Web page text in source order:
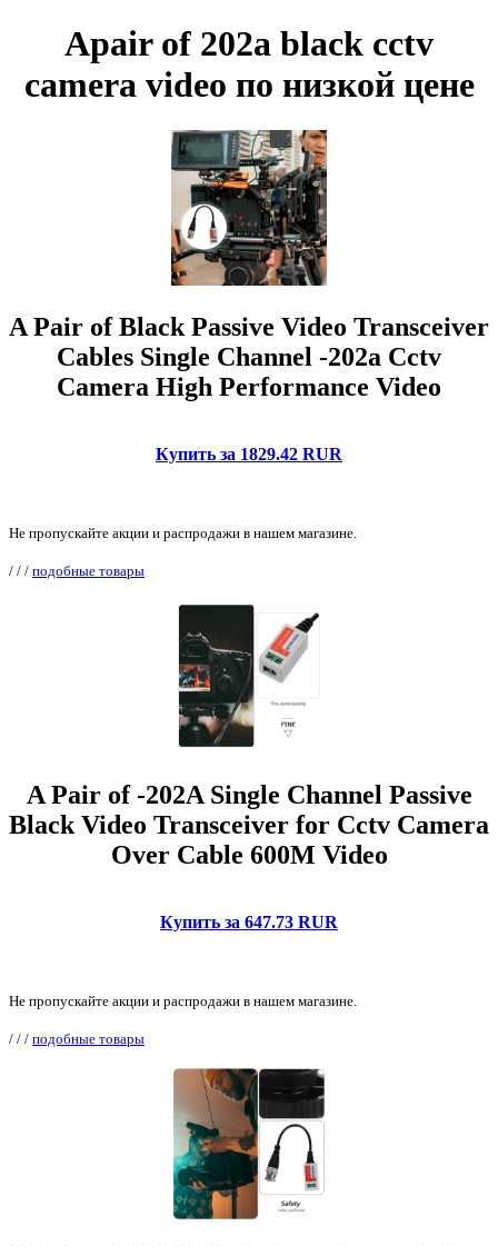
Apair of 202a black cctv
camera video по низкой цене
A Pair of Black Passive Video Transceiver
Cables Single Channel -202a Cctv
Camera High Performance Video
Купить за 1829.42 RUR
Не пропускайте акции и распродажи в нашем магазине.
/ / / подобные товары
A Pair of -202A Single Channel Passive
Black Video Transceiver for Cctv Camera
Over Cable 600M Video
Купить за 647.73 RUR
Не пропускайте акции и распродажи в нашем магазине.
/ / / подобные товары